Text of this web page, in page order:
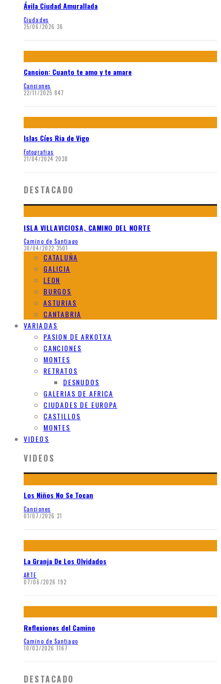
Ávila Ciudad Amurallada
Ciudades
25/06/2026 36
Cancion: Cuanto te amo y te amare
Canciones
22/11/2025 847
Islas Cíes Ria de Vigo
Fotografias
21/04/2024 2038
DESTACADO
ISLA VILLAVICIOSA, CAMINO DEL NORTE
Camino de Santiago
30/04/2022 3501
CATALUÑA
GALICIA
LEON
BURGOS
ASTURIAS
CANTABRIA
VARIADAS
PASION DE ARKOTXA
CANCIONES
MONTES
RETRATOS
DESNUDOS
GALERIAS DE AFRICA
CIUDADES DE EUROPA
CASTILLOS
MONTES
VIDEOS
VIDEOS
Los Niños No Se Tocan
Canciones
01/07/2026 31
La Granja De Los Olvidados
ARTE
07/06/2026 192
Reflexiones del Camino
Camino de Santiago
10/03/2026 1167
DESTACADO